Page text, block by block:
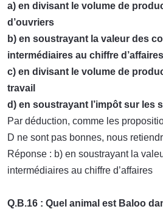
a) en divisant le volume de
d’ouvriers
b) en soustrayant la valeur des
intermédiaires au chiffre d’affaires
c) en divisant le volume de
travail
d) en soustrayant l’impôt sur les
Par déduction, comme les
D ne sont pas bonnes, nous
Réponse : b) en soustrayant la
intermédiaires au chiffre d’affaires
Q.B.16 : Quel animal est Baloo